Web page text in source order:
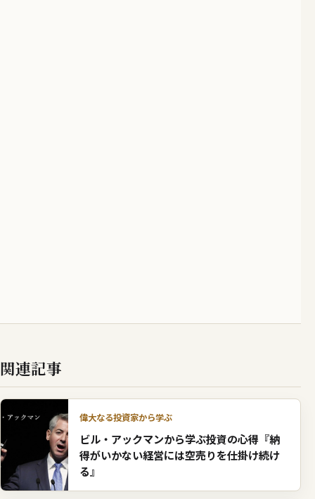
関連記事
偉大なる投資家から学ぶ
ビル・アックマンから学ぶ投資の心得『納
得がいかない経営には空売りを仕掛け続け
る』